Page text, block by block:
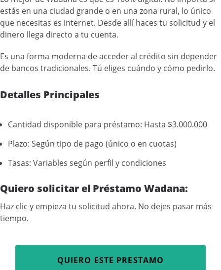
estás en una ciudad grande o en una zona rural, lo único
que necesitas es internet. Desde allí haces tu solicitud y el
dinero llega directo a tu cuenta.
Es una forma moderna de acceder al crédito sin depender
de bancos tradicionales. Tú eliges cuándo y cómo pedirlo.
Detalles Principales
Cantidad disponible para préstamo: Hasta $3.000.000
Plazo: Según tipo de pago (único o en cuotas)
Tasas: Variables según perfil y condiciones
Quiero solicitar el Préstamo Wadana:
Haz clic y empieza tu solicitud ahora. No dejes pasar más
tiempo.
QUIERO ESTE PRESTAMO